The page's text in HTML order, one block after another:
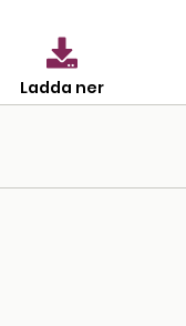
Ladda ner